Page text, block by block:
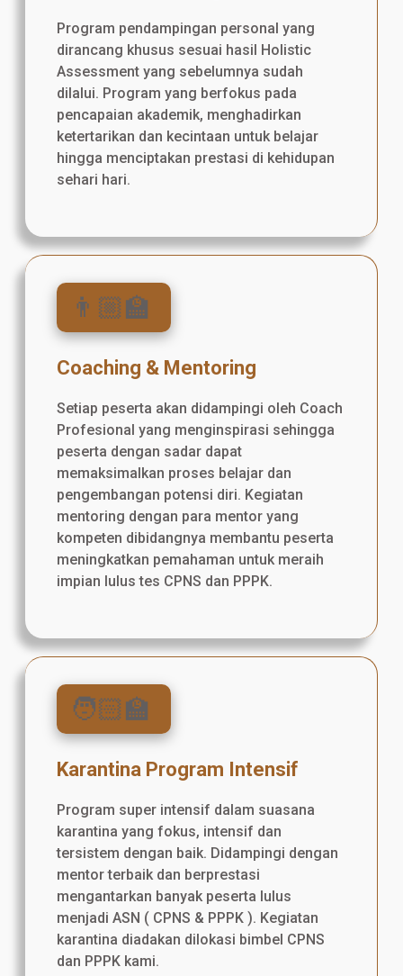
Program pendampingan personal yang
dirancang khusus sesuai hasil Holistic
Assessment yang sebelumnya sudah
dilalui. Program yang berfokus pada
pencapaian akademik, menghadirkan
ketertarikan dan kecintaan untuk belajar
hingga menciptakan prestasi di kehidupan
sehari hari.
👨🏼‍🏫
Coaching & Mentoring
Setiap peserta akan didampingi oleh Coach
Profesional yang menginspirasi sehingga
peserta dengan sadar dapat
memaksimalkan proses belajar dan
pengembangan potensi diri. Kegiatan
mentoring dengan para mentor yang
kompeten dibidangnya membantu peserta
meningkatkan pemahaman untuk meraih
impian lulus tes CPNS dan PPPK.
🧑🏻‍🏫
Karantina Program Intensif
Program super intensif dalam suasana
karantina yang fokus, intensif dan
tersistem dengan baik. Didampingi dengan
mentor terbaik dan berprestasi
mengantarkan banyak peserta lulus
menjadi ASN ( CPNS & PPPK ). Kegiatan
karantina diadakan dilokasi bimbel CPNS
dan PPPK kami.